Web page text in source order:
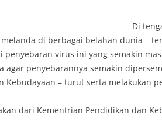
Di
melanda di berbagai belahan dunia –
penyebaran virus ini yang semakin
agar penyebarannya semakin
Kebudayaan – turut serta melakukan
dari Kementrian Pendidikan dan